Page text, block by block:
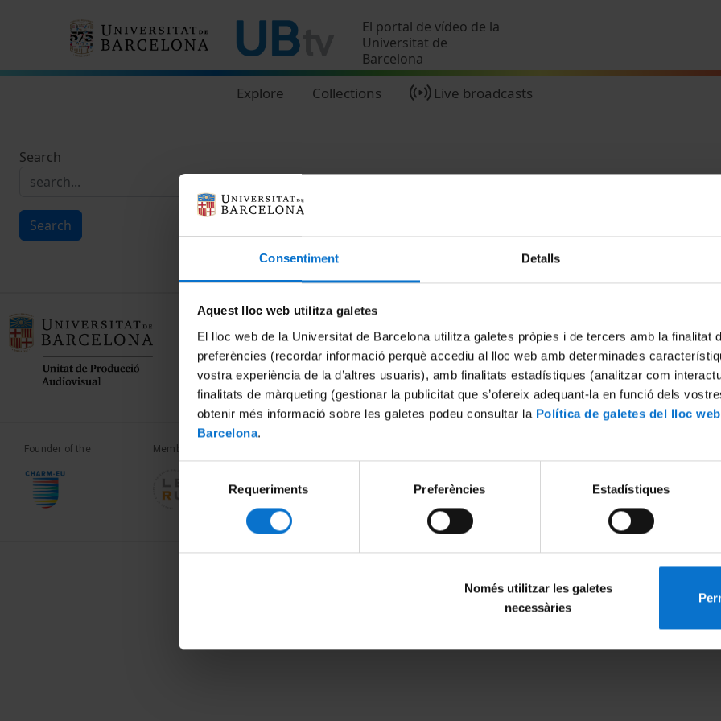
Consentiment Detalls
Aquest lloc web utilitza galetes
El lloc web de la Universitat de Barcelona utilitza galetes pròpies i de tercers amb la finalitat
preferències (recordar informació perquè accediu al lloc web amb determinades
vostra experiència de la d’altres usuaris), amb finalitats estadístiques (analitzar com
finalitats de màrqueting (gestionar la publicitat que s’ofereix adequant-la en funció dels
obtenir més informació sobre les galetes podeu consultar la Política de galetes del lloc
Barcelona.
consentiment
Requeriments Preferències Estadístiques
Només utilitzar les galetes
necessàries
El portal de vídeo de la
Universitat de
Barcelona
Explore Collections Live broadcasts
Search
Search
Cookies
Terms and
Founder of the Member of the